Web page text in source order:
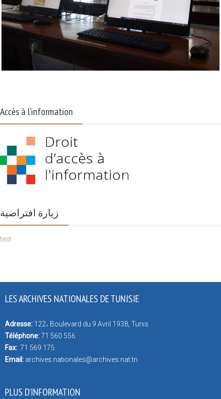
Accès à l’information
زيارة افتراضية
test
LES ARCHIVES NATIONALES DE TUNISIE
Adresse: 122، Boulevard du 9 Avril 1938, Tunis
Téléphone:71 560 556
Fax: 71 569 175
Email: archives.nationales@archives.nat.tn
PLUS D’INFORMATION